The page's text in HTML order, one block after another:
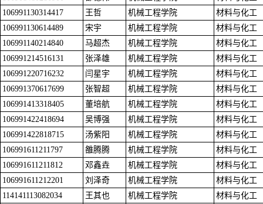
106991130314417
王哲 机械工程学院
材料与化工
106991130614489
宋宇 机械工程学院
材料与化工
106991140214840
马超杰 机械工程学院
材料与化工
106991214516131
张泽雄 机械工程学院
材料与化工
106991220716232
闫星宇 机械工程学院
材料与化工
106991370617699
张智超 机械工程学院
材料与化工
106991413318405
董培航 机械工程学院
材料与化工
106991422418694
吴博强 机械工程学院
材料与化工
106991422818715
汤紫阳 机械工程学院
材料与化工
106991611211797
雒腾腾 机械工程学院
材料与化工
106991611211812
邓鑫垚 机械工程学院
材料与化工
106991611212201
刘泽奇 机械工程学院
材料与化工
114141113082034
王其也 机械工程学院
材料与化工